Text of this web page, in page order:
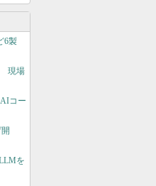
6製
現場
コー
を